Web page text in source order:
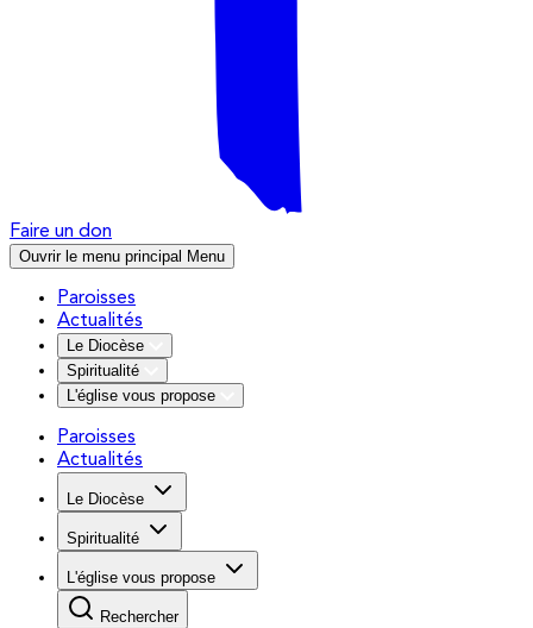
Faire un don
Ouvrir le menu principal Menu
Paroisses
Actualités
Le Diocèse
Spiritualité
L'église vous propose
Paroisses
Actualités
Le Diocèse
Spiritualité
L'église vous propose
Rechercher